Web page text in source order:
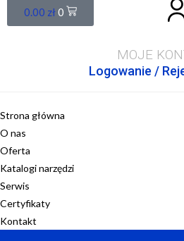
0.00 zł0
MOJE
Logowanie /
Strona główna
O nas
Oferta
Katalogi narzędzi
Serwis
Certyfikaty
Kontakt